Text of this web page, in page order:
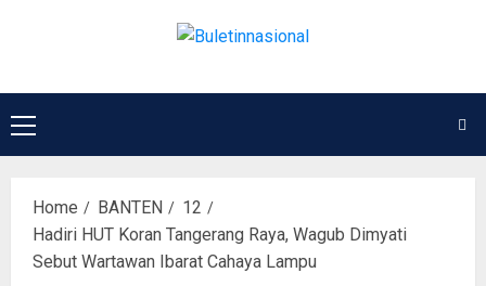
Home BANTEN
12
Hadiri HUT Koran Tangerang Raya, Wagub Dimyati
Sebut Wartawan Ibarat Cahaya Lampu